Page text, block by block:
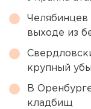
выходе из
крупный
В
кладбищ